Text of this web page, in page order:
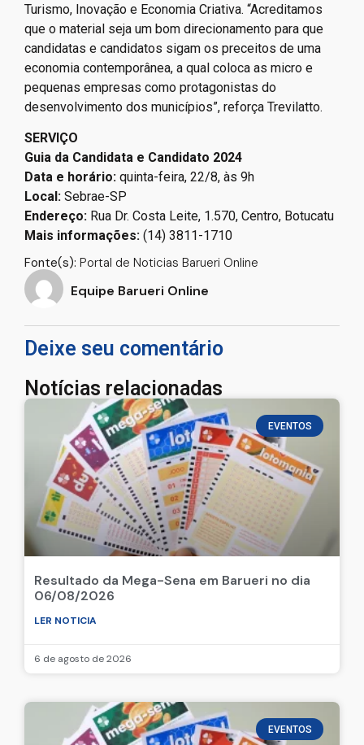
Turismo, Inovação e Economia Criativa. “Acreditamos
que o material seja um bom direcionamento para que
candidatas e candidatos sigam os preceitos de uma
economia contemporânea, a qual coloca as micro e
pequenas empresas como protagonistas do
desenvolvimento dos municípios”, reforça Trevilatto.
SERVIÇO
Guia da Candidata e Candidato 2024
Data e horário: quinta-feira, 22/8, às 9h
Local: Sebrae-SP
Endereço: Rua Dr. Costa Leite, 1.570, Centro, Botucatu
Mais informações: (14) 3811-1710
Fonte(s): Portal de Noticias Barueri Online
Equipe Barueri Online
Deixe seu comentário
Notícias relacionadas
EVENTOS
Resultado da Mega-Sena em Barueri no dia
06/08/2026
LER NOTICIA
6 de agosto de 2026
EVENTOS